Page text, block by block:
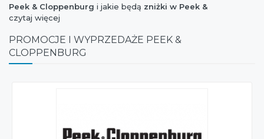
Peek & Cloppenburg i jakie będą zniżki w Peek &
Cloppenburg
kolekcji wiosna-lato lub jesień-zima? Chcesz
mieć wiadomość o tym, czy marka
Black Friday 2026 i jaki jest
rabat Peek & Cloppenburg
czytaj więcej
PROMOCJE I WYPRZEDAŻE PEEK &
CLOPPENBURG